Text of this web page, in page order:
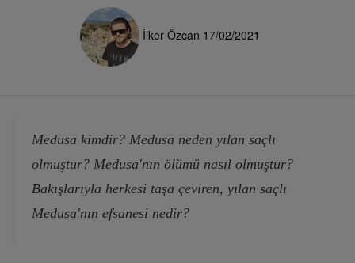
İlker Özcan 17/02/2021
Medusa kimdir? Medusa neden yılan saçlı
olmuştur? Medusa'nın ölümü nasıl olmuştur?
Bakışlarıyla herkesi taşa çeviren, yılan saçlı
Medusa'nın efsanesi nedir?